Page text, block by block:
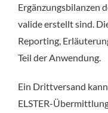
Ergänzungsbilanzen
valide erstellt sind.
Reporting,
Teil der Anwendung.
Ein Drittversand
ELSTER-